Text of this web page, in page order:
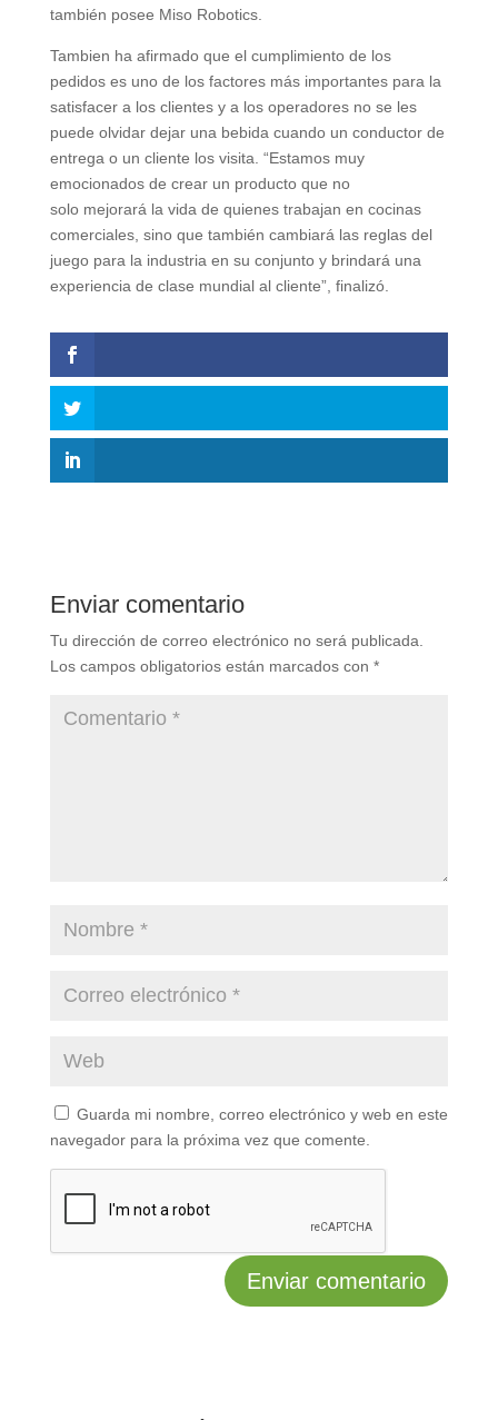
también posee Miso Robotics.
Tambien ha afirmado que el cumplimiento de los
pedidos es uno de los factores más importantes para la
satisfacer a los clientes y a los operadores no se les
puede olvidar dejar una bebida cuando un conductor de
entrega o un cliente los visita. “Estamos muy
emocionados de crear un producto que no
solo mejorará la vida de quienes trabajan en cocinas
comerciales, sino que también cambiará las reglas del
juego para la industria en su conjunto y brindará una
experiencia de clase mundial al cliente”, finalizó.
Enviar comentario
Tu dirección de correo electrónico no será publicada.
Los campos obligatorios están marcados con *
Guarda mi nombre, correo electrónico y web en este
navegador para la próxima vez que comente.